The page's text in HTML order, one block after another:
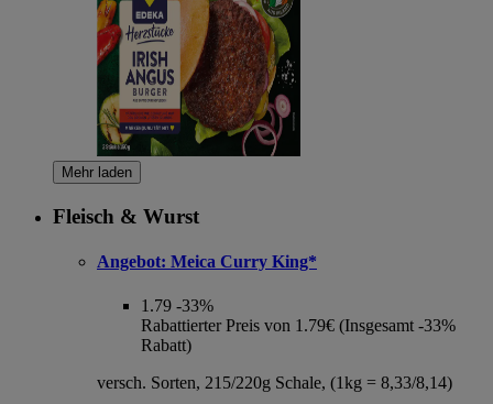
Mehr laden
Fleisch & Wurst
Angebot: Meica Curry King*
1.79 -33%
Rabattierter Preis von 1.79€ (Insgesamt -33%
Rabatt)
versch. Sorten, 215/220g Schale, (1kg = 8,33/8,14)